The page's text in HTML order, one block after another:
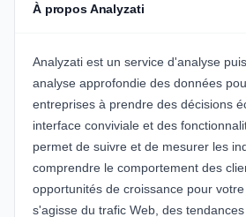
À propos Analyzati
Analyzati est un service d'analyse
analyse approfondie des données
entreprises à prendre des décisions
interface conviviale et des
permet de suivre et de mesurer les
comprendre le comportement des
opportunités de croissance pour
s'agisse du trafic Web, des